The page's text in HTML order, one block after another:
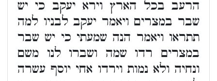
הרעב בכל הארץ וירא יעקב כי יש
שבר במצרים ויאמר יעקב לבניו למה
תתראו ויאמר הנה שמעתי כי יש שבר
במצרים רדו שמה ושברו לנו משם
ונחיה ולא נמות וירדו אחי יוסף עשרה